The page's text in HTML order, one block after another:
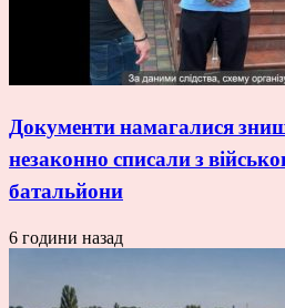
Документи намагалися
незаконно списали з
батальйони
6 години назад